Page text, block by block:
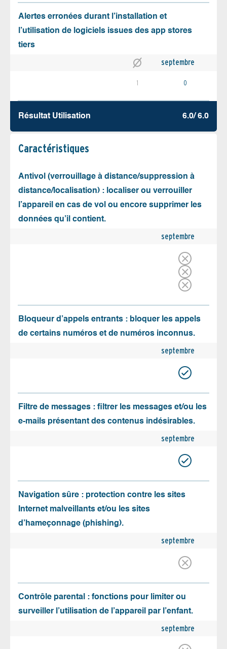
Alertes erronées durant l’installation et
l’utilisation de logiciels issues des app stores
tiers
septembre
1 0
Résultat Utilisation 6.0/ 6.0
Caractéristiques
Antivol (verrouillage à distance/suppression à
distance/localisation) : localiser ou verrouiller
l’appareil en cas de vol ou encore supprimer les
données qu’il contient.
septembre
Bloqueur d’appels entrants : bloquer les appels
de certains numéros et de numéros inconnus.
septembre
Filtre de messages : filtrer les messages et/ou les
e-mails présentant des contenus indésirables.
septembre
Navigation sûre : protection contre les sites
Internet malveillants et/ou les sites
d’hameçonnage (phishing).
septembre
Contrôle parental : fonctions pour limiter ou
surveiller l’utilisation de l’appareil par l’enfant.
septembre